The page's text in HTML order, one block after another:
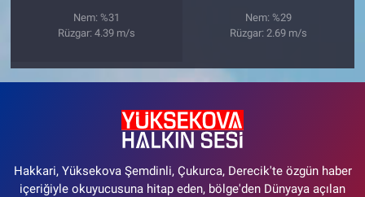
Nem: %31
Rüzgar: 4.39 m/s
Nem: %29
Rüzgar: 2.69 m/s
Hakkari, Yüksekova Şemdinli, Çukurca, Derecik'te özgün haber
içeriğiyle okuyucusuna hitap eden, bölge'den Dünyaya açılan